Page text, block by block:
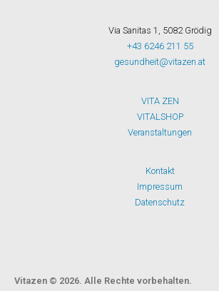
Via Sanitas 1, 5082 Grödig
+43 6246 211 55
gesundheit@vitazen.at
VITA ZEN
VITALSHOP
Veranstaltungen
Kontakt
Impressum
Datenschutz
Vitazen © 2026. Alle Rechte vorbehalten.